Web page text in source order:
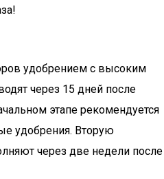
удобрением с высоким
через 15 дней после
этапе рекомендуется
удобрения. Вторую
через две недели после